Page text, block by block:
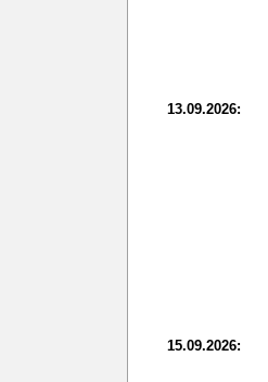
13.09.2026:
15.09.2026: